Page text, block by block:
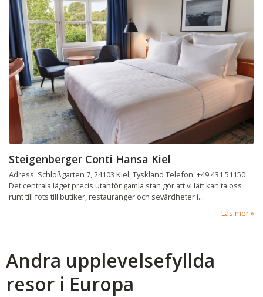
Steigenberger Conti Hansa Kiel
Adress: Schloßgarten 7, 24103 Kiel, Tyskland Telefon: +49 431 51150
Det centrala läget precis utanför gamla stan gör att vi lätt kan ta oss
runt till fots till butiker, restauranger och sevärdheter i...
Läs mer
Andra upplevelsefyllda
resor i Europa